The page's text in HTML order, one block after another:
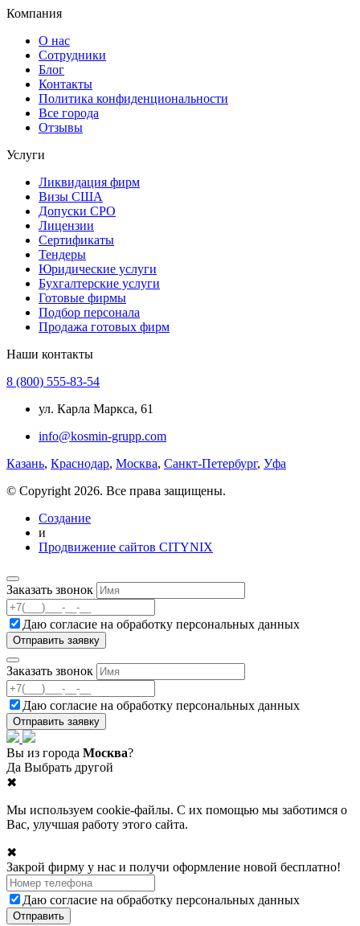
Компания
О нас
Сотрудники
Блог
Контакты
Политика конфиденциональности
Все города
Отзывы
Услуги
Ликвидация фирм
Визы США
Допуски СРО
Лицензии
Сертификаты
Тендеры
Юридические услуги
Бухгалтерские услуги
Готовые фирмы
Подбор персонала
Продажа готовых фирм
Наши контакты
8 (800) 555-83-54
ул. Карла Маркса, 61
info@kosmin-grupp.com
Казань, Краснодар, Москва, Санкт-Петербург, Уфа
© Copyright 2026. Все права защищены.
Создание
и
Продвижение сайтов CITYNIX
Заказать звонок
Даю согласие на обработку персональных данных
Заказать звонок
Даю согласие на обработку персональных данных
Вы из города Москва?
Да Выбрать другой
✖
Мы используем cookie-файлы. С их помощью мы заботимся о
Вас, улучшая работу этого сайта.
✖
Закрой фирму у нас и получи оформление новой бесплатно!
Даю согласие на обработку персональных данных